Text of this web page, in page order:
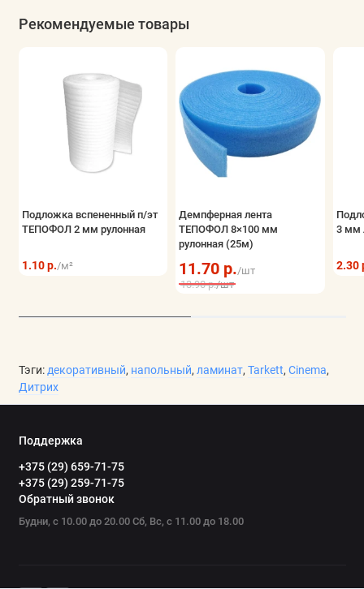
Рекомендуемые товары
Подложка вспененный п/эт
ТЕПОФОЛ 2 мм рулонная
1.10 р./м²
Демпферная лента
ТЕПОФОЛ 8×100 мм
рулонная (25м)
11.70 р./шт
13.90 р./шт
3 мм
2.30
Тэги:декоративный, напольный, ламинат, Tarkett, Cinema,
Дитрих
Поддержка
+375 (29) 659-71-75
+375 (29) 259-71-75
Обратный звонок
Будни, с 10.00 до 20.00 Сб, Вс, с 11.00 до 18.00